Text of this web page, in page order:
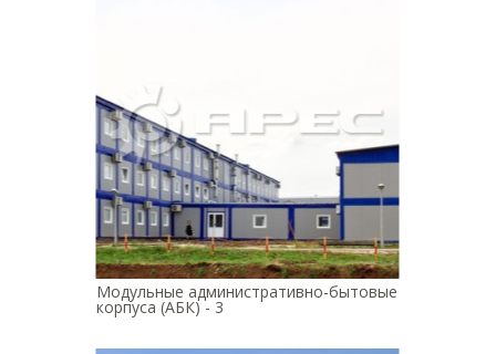
Модульные административно-бытовые
корпуса (АБК) - 3